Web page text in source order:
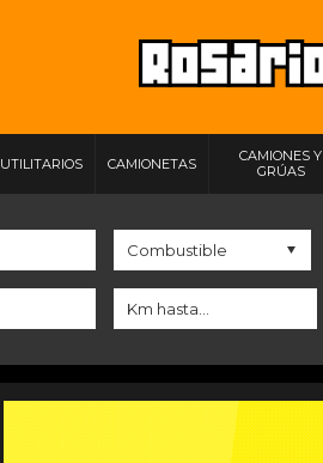
UTILITARIOS CAMIONETAS
CAMIONES Y
GRÚAS